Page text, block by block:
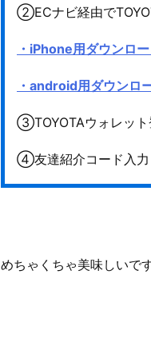
②ECナビ経由で
・iPhone用ダウンロ
・android用ダウンロ
③TOYOTAウォレット
④友達紹介コード入力
めちゃくちゃ美味しいで